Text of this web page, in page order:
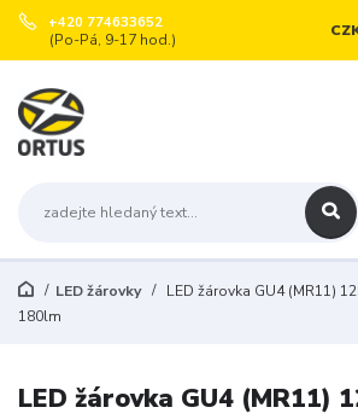
+420 774633652
(Po-Pá, 9-17 hod.)
LED žárovky
LED žárovka GU4 (MR11)
180lm
LED žárovka GU4 (MR11)